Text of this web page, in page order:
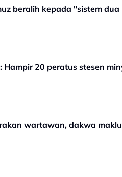
beralih kepada "sistem
Hampir 20 peratus stesen
wartawan, dakwa